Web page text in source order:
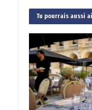
Tu pourrais aussi